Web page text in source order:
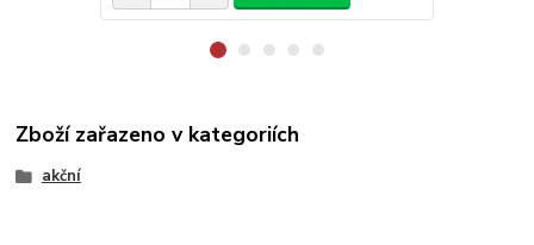
Zboží zařazeno v kategoriích
akční